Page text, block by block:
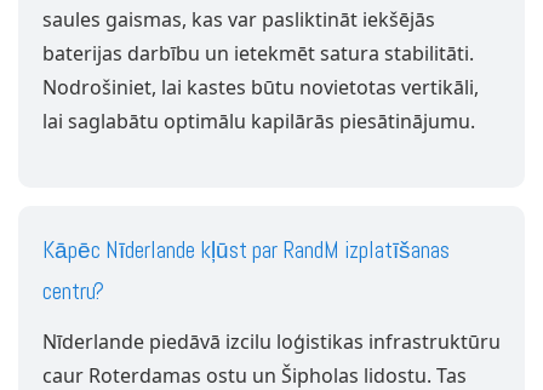
saules gaismas, kas var pasliktināt iekšējās
baterijas darbību un ietekmēt satura stabilitāti.
Nodrošiniet, lai kastes būtu novietotas vertikāli,
lai saglabātu optimālu kapilārās piesātinājumu.
Kāpēc Nīderlande kļūst par RandM izplatīšanas
centru?
Nīderlande piedāvā izcilu loģistikas infrastruktūru
caur Roterdamas ostu un Šipholas lidostu. Tas